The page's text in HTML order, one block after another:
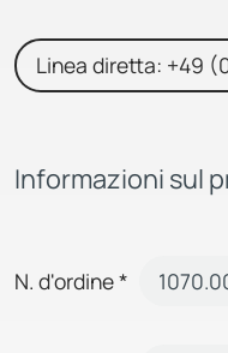
Linea diretta: +49
Informazioni sul
N. d'ordine*